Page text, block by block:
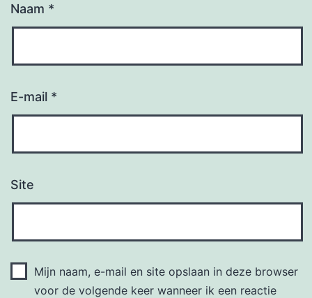
Naam *
E-mail *
Site
Mijn naam, e-mail en site opslaan in deze browser
voor de volgende keer wanneer ik een reactie